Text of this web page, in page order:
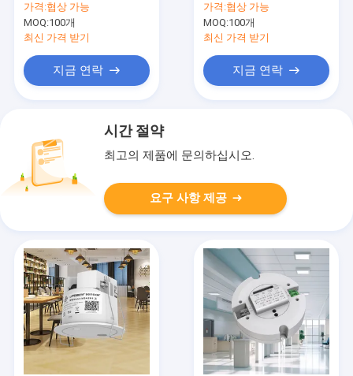
천장등용
가격:협상 가능
MOQ:100개
최신 가격 받기
지금 연락
8±1mA
가격:협상 가능
MOQ:100개
최신 가격 받기
지금 연락
시간 절약
최고의 제품에 문의하십시오.
요구 사항 제공